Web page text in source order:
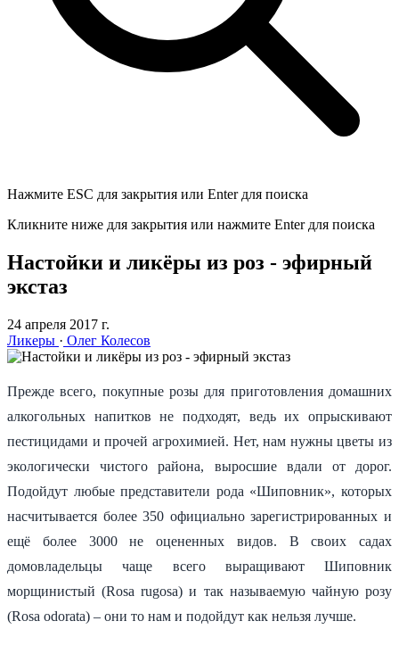
Нажмите ESC для закрытия или Enter для поиска
Кликните ниже для закрытия или нажмите Enter для поиска
Настойки и ликёры из роз - эфирный
экстаз
24 апреля 2017 г.
Ликеры · Олег Колесов
Прежде всего, покупные розы для приготовления домашних
алкогольных напитков не подходят, ведь их опрыскивают
пестицидами и прочей агрохимией. Нет, нам нужны цветы из
экологически чистого района, выросшие вдали от дорог.
Подойдут любые представители рода «Шиповник», которых
насчитывается более 350 официально зарегистрированных и
ещё более 3000 не оцененных видов. В своих садах
домовладельцы чаще всего выращивают Шиповник
морщинистый (Rosa rugosa) и так называемую чайную розу
(Rosa odorata) – они то нам и подойдут как нельзя лучше.